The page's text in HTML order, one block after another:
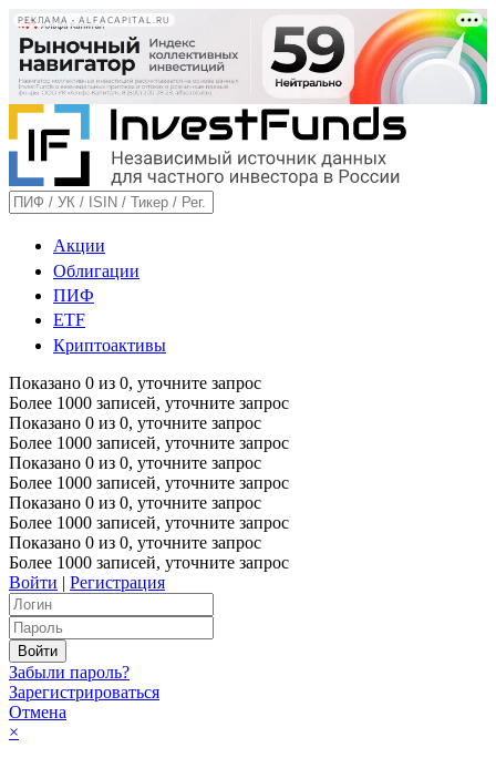
РЕКЛАМА • ALFACAPITAL.RU
Акции
Облигации
ПИФ
ETF
Криптоактивы
Показано 0 из 0, уточните запрос
Более 1000 записей, уточните запрос
Показано 0 из 0, уточните запрос
Более 1000 записей, уточните запрос
Показано 0 из 0, уточните запрос
Более 1000 записей, уточните запрос
Показано 0 из 0, уточните запрос
Более 1000 записей, уточните запрос
Показано 0 из 0, уточните запрос
Более 1000 записей, уточните запрос
Войти | Регистрация
Забыли пароль?
Зарегистрироваться
Отмена
×